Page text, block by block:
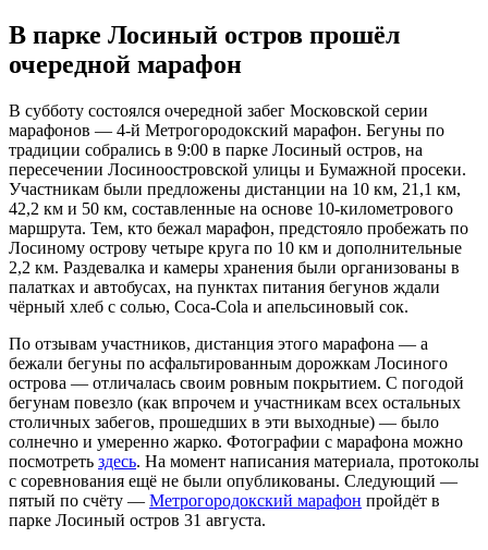
В парке Лосиный остров прошёл
очередной марафон
В субботу состоялся очередной забег Московской серии
марафонов — 4-й Метрогородокский марафон. Бегуны по
традиции собрались в 9:00 в парке Лосиный остров, на
пересечении Лосиноостровской улицы и Бумажной просеки.
Участникам были предложены дистанции на 10 км, 21,1 км,
42,2 км и 50 км, составленные на основе 10-километрового
маршрута. Тем, кто бежал марафон, предстояло пробежать по
Лосиному острову четыре круга по 10 км и дополнительные
2,2 км. Раздевалка и камеры хранения были организованы в
палатках и автобусах, на пунктах питания бегунов ждали
чёрный хлеб с солью, Coca-Cola и апельсиновый сок.
По отзывам участников, дистанция этого марафона — а
бежали бегуны по асфальтированным дорожкам Лосиного
острова — отличалась своим ровным покрытием. С погодой
бегунам повезло (как впрочем и участникам всех остальных
столичных забегов, прошедших в эти выходные) — было
солнечно и умеренно жарко. Фотографии с марафона можно
посмотреть здесь. На момент написания материала, протоколы
с соревнования ещё не были опубликованы. Следующий —
пятый по счёту — Метрогородокский марафон пройдёт в
парке Лосиный остров 31 августа.